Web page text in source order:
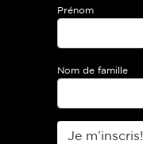
Prénom
Nom de famille
Je m’inscris!